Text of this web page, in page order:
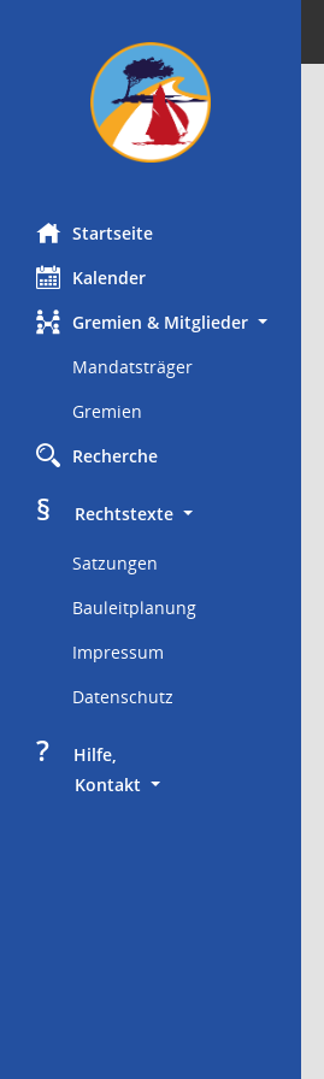
Startseite
Kalender
Gremien & Mitglieder
Mandatsträger
Gremien
Recherche
§
     Rechtstexte
Satzungen
Bauleitplanung
Impressum
Datenschutz
?
     Hilfe,
Kontakt